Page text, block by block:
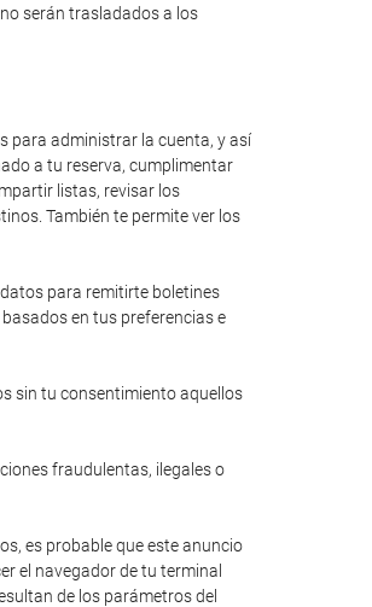
serán trasladados a los
para administrar la cuenta, y así
a tu reserva, cumplimentar
listas, revisar los
También te permite ver los
para remitirte boletines
en tus preferencias e
sin tu consentimiento aquellos
fraudulentas, ilegales o
es probable que este anuncio
el navegador de tu terminal
de los parámetros del